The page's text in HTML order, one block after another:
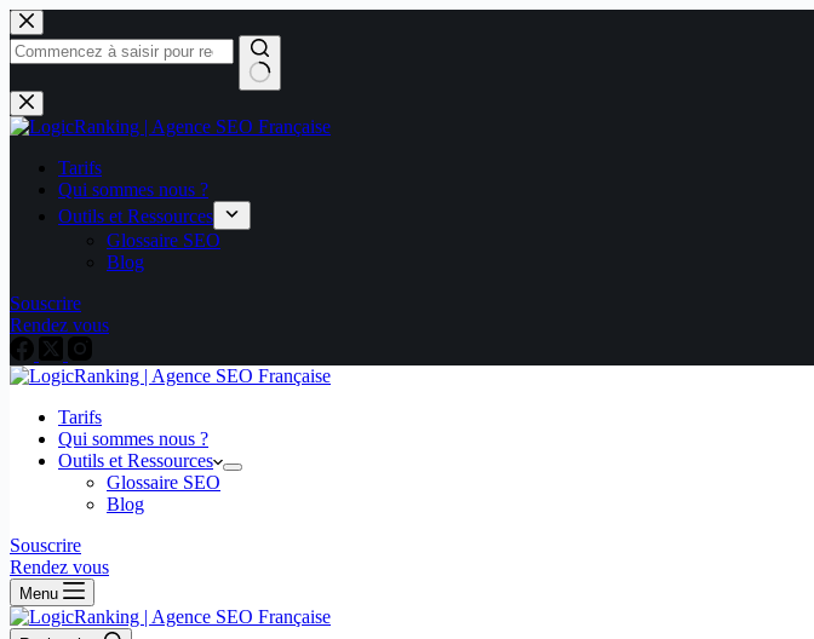
Tarifs
Qui sommes nous ?
Outils et Ressources
Glossaire SEO
Blog
Souscrire
Rendez vous
Tarifs
Qui sommes nous ?
Outils et Ressources
Glossaire SEO
Blog
Souscrire
Rendez vous
Menu